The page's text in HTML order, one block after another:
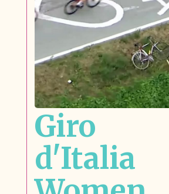
Giro
d'Italia